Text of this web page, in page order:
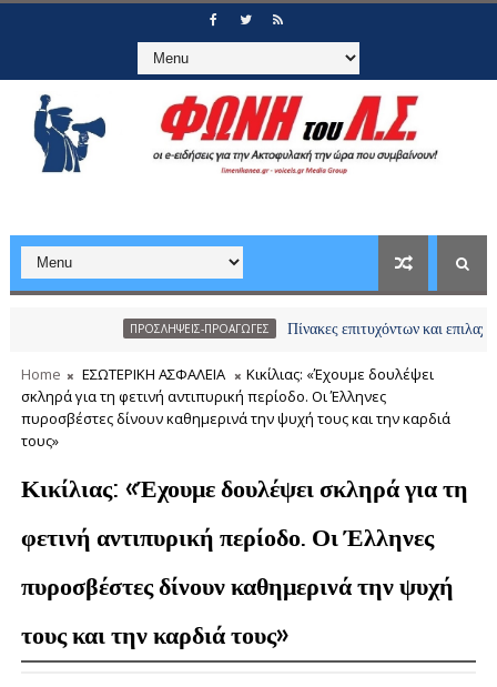
ΠΡΟΣΛΗΨΕΙΣ-ΠΡΟΑΓΩΓΕΣ Πίνακες επιτυχόντων και επιλαχόντων
Home ΕΣΩΤΕΡΙΚΗ ΑΣΦΑΛΕΙΑ
Κικίλιας: «Έχουμε δουλέψει
σκληρά για τη φετινή αντιπυρική περίοδο. Οι Έλληνες
πυροσβέστες δίνουν καθημερινά την ψυχή τους και την καρδιά
τους»
Κικίλιας: «Έχουμε δουλέψει σκληρά για τη
φετινή αντιπυρική περίοδο. Οι Έλληνες
πυροσβέστες δίνουν καθημερινά την ψυχή
τους και την καρδιά τους»